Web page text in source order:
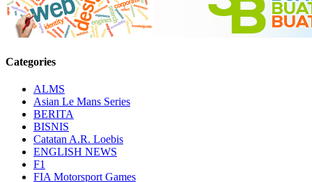
Categories
ALMS
Asian Le Mans Series
BERITA
BISNIS
Catatan A.R. Loebis
ENGLISH NEWS
F1
FIA Motorsport Games